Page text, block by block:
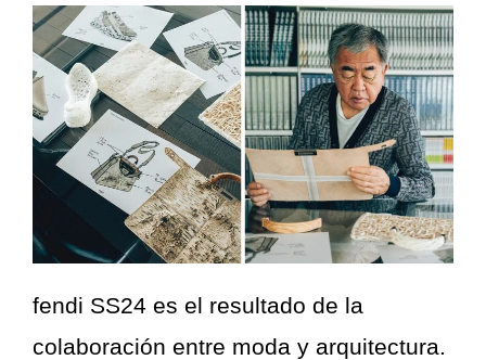
fendi SS24 es el resultado de la
colaboración entre moda y arquitectura.